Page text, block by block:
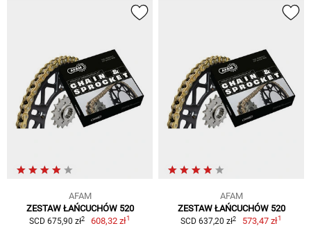
AFAM
ZESTAW ŁAŃCUCHÓW 520
SCD 675,90 zł2 608,32 zł1
AFAM
ZESTAW ŁAŃCUCHÓW 520
SCD 637,20 zł2 573,47 zł1